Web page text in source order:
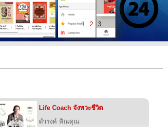
1 2 3
Life Coach จังหวะชีวิต
ดำรงค์ พิณคุณ